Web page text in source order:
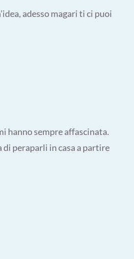
adesso magari ti ci puoi
hanno sempre affascinata.
di peraparli in casa a partire